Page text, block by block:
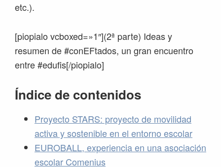
etc.).
[piopialo vcboxed=»1″](2ª parte) Ideas y
resumen de #conEFtados, un gran encuentro
entre #edufis[/piopialo]
Índice de contenidos
Proyecto STARS: proyecto de movilidad
activa y sostenible en el entorno escolar
EUROBALL, experiencia en una asociación
escolar Comenius